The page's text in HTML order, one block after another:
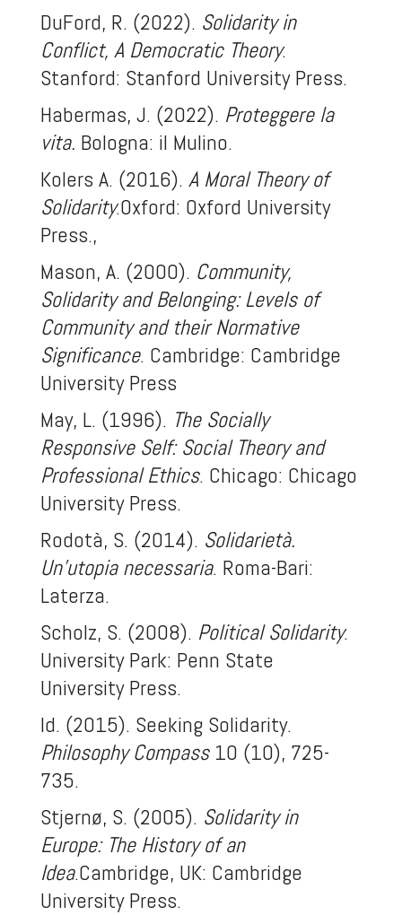
DuFord, R. (2022). Solidarity in
Conflict, A Democratic Theory.
Stanford: Stanford University Press.
Habermas, J. (2022). Proteggere la
vita. Bologna: il Mulino.
Kolers A. (2016). A Moral Theory of
Solidarity.Oxford: Oxford University
Press.,
Mason, A. (2000). Community,
Solidarity and Belonging: Levels of
Community and their Normative
Significance. Cambridge: Cambridge
University Press
May, L. (1996). The Socially
Responsive Self: Social Theory and
Professional Ethics. Chicago: Chicago
University Press.
Rodotà, S. (2014). Solidarietà.
Un'utopia necessaria. Roma-Bari:
Laterza.
Scholz, S. (2008). Political Solidarity.
University Park: Penn State
University Press.
Id. (2015). Seeking Solidarity.
Philosophy Compass 10 (10), 725-
735.
Stjernø, S. (2005). Solidarity in
Europe: The History of an
Idea.Cambridge, UK: Cambridge
University Press.